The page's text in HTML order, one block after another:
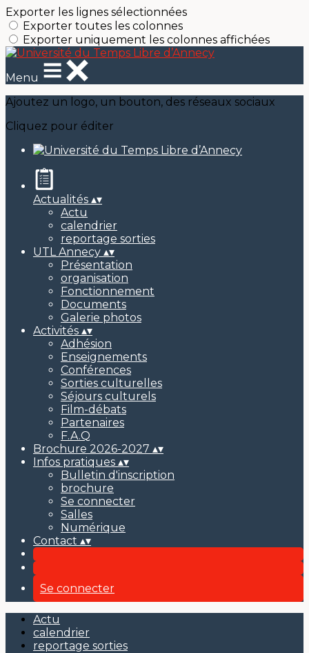
Exporter les lignes sélectionnées
Exporter toutes les colonnes
Exporter uniquement les colonnes affichées
Menu
Ajoutez un logo, un bouton, des réseaux sociaux
Cliquez pour éditer
Actualités ▴▾
Actu
calendrier
reportage sorties
UTL Annecy ▴▾
Présentation
organisation
Fonctionnement
Documents
Galerie photos
Activités ▴▾
Adhésion
Enseignements
Conférences
Sorties culturelles
Séjours culturels
Film-débats
Partenaires
F.A.Q
Brochure 2026-2027 ▴▾
Infos pratiques ▴▾
Bulletin d'inscription
brochure
Se connecter
Salles
Numérique
Contact ▴▾
Se connecter
Actu
calendrier
reportage sorties